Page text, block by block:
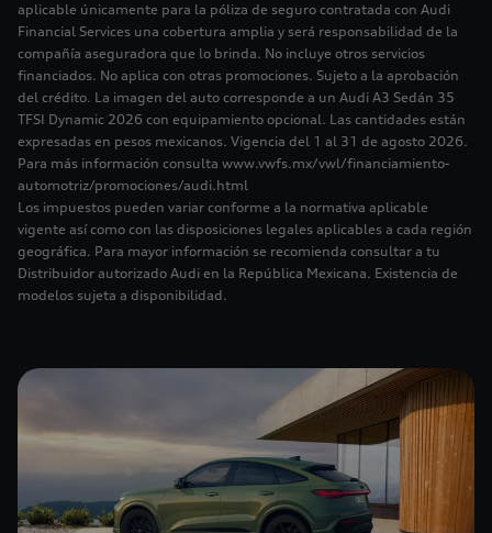
aplicable únicamente para la póliza de seguro contratada con Audi
Financial Services una cobertura amplia y será responsabilidad de la
compañía aseguradora que lo brinda. No incluye otros servicios
financiados. No aplica con otras promociones. Sujeto a la aprobación
del crédito. La imagen del auto corresponde a un Audi A3 Sedán 35
TFSI Dynamic 2026 con equipamiento opcional. Las cantidades están
expresadas en pesos mexicanos. Vigencia del 1 al 31 de agosto 2026.
Para más información consulta www.vwfs.mx/vwl/financiamiento-
automotriz/promociones/audi.html
Los impuestos pueden variar conforme a la normativa aplicable
vigente así como con las disposiciones legales aplicables a cada región
geográfica. Para mayor información se recomienda consultar a tu
Distribuidor autorizado Audi en la República Mexicana. Existencia de
modelos sujeta a disponibilidad.